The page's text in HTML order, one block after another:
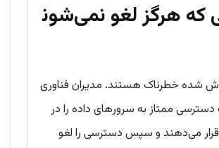
که هرگز لغو نمی‌شون
شده خطرناک هستند. مدیران فناوری
ممتاز به سرورهای داده را در
قرار می‌دهند و سپس دسترسی را لغو